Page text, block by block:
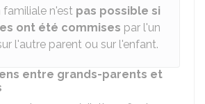
familiale n'est pas possible si
ont été commises par l'un
l'autre parent ou sur l'enfant.
entre grands-parents et